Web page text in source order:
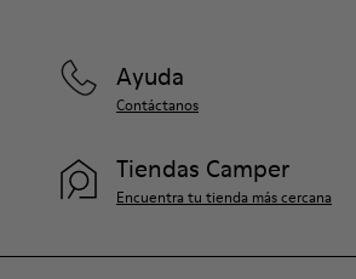
Ayuda
Contáctanos
Tiendas Camper
Encuentra tu tienda más cercana